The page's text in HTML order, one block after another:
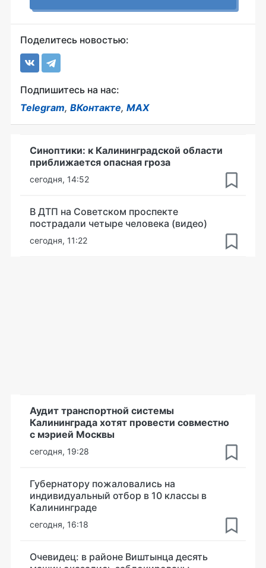
Поделитесь новостью:
Подпишитесь на нас:
Telegram, ВКонтакте, MAX
Синоптики: к Калининградской области
приближается опасная гроза
сегодня, 14:52
В ДТП на Советском проспекте
пострадали четыре человека (видео)
сегодня, 11:22
Аудит транспортной системы
Калининграда хотят провести совместно
с мэрией Москвы
сегодня, 19:28
Губернатору пожаловались на
индивидуальный отбор в 10 классы в
Калининграде
сегодня, 16:18
Очевидец: в районе Виштынца десять